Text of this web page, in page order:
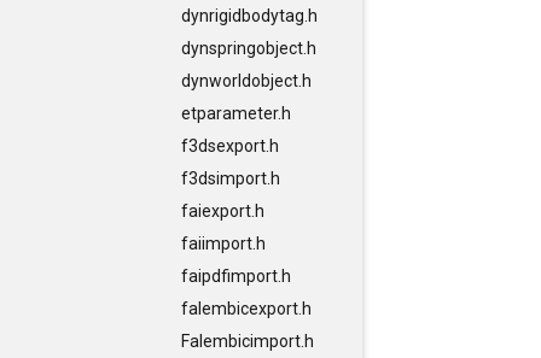
dynrigidbodytag.h
dynspringobject.h
dynworldobject.h
etparameter.h
f3dsexport.h
f3dsimport.h
faiexport.h
faiimport.h
faipdfimport.h
falembicexport.h
Falembicimport.h